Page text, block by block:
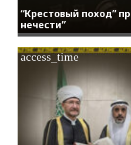
“Крестовый поход”
нечести”
access_time